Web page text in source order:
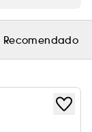
Recomendado